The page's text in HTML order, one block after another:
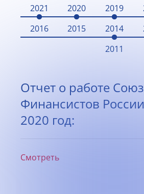
2021
2020 2019
2016
2015 2014
2011
Отчет о работе
Финансистов
2020 год:
Смотреть